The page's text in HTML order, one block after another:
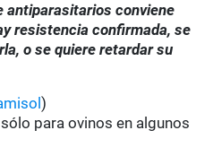
antiparasitarios conviene
resistencia confirmada, se
o se quiere retardar su
)
sólo para ovinos en algunos